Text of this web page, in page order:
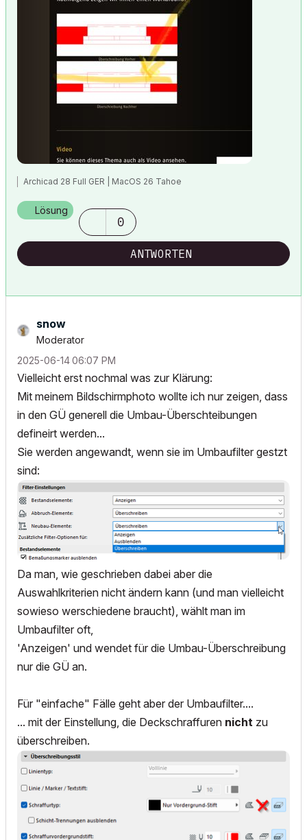
Archicad 28 Full GER | MacOS 26 Tahoe
Lösung
0
ANTWORTEN
snow
Moderator
‎2025-06-1406:07 PM
Vielleicht erst nochmal was zur Klärung:
Mit meinem Bildschirmphoto wollte ich nur zeigen, dass
in den GÜ generell die Umbau-Überschteibungen
defineirt werden...
Sie werden angewandt, wenn sie im Umbaufilter gestzt
sind:
Da man, wie geschrieben dabei aber die
Auswahlkriterien nicht ändern kann (und man vielleicht
sowieso werschiedene braucht), wählt man im
Umbaufilter oft,
'Anzeigen' und wendet für die Umbau-Überschreibung
nur die GÜ an.
Für "einfache" Fälle geht aber der Umbaufilter....
... mit der Einstellung, die Deckschraffuren nicht zu
überschreiben.